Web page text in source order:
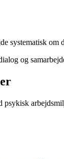
systematisk
og